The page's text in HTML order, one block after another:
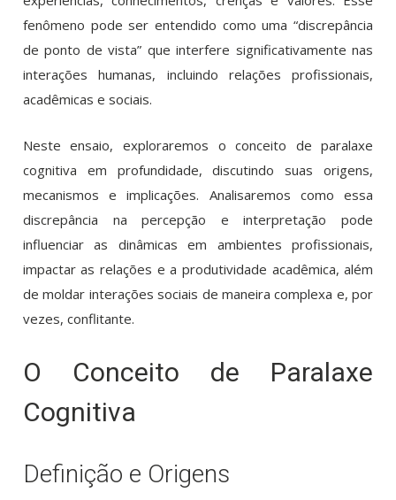
fenômeno pode ser entendido como uma “discrepância
de ponto de vista” que interfere significativamente nas
interações humanas, incluindo relações profissionais,
acadêmicas e sociais.
Neste ensaio, exploraremos o conceito de paralaxe
cognitiva em profundidade, discutindo suas origens,
mecanismos e implicações. Analisaremos como essa
discrepância na percepção e interpretação pode
influenciar as dinâmicas em ambientes profissionais,
impactar as relações e a produtividade acadêmica, além
de moldar interações sociais de maneira complexa e, por
vezes, conflitante.
O Conceito de Paralaxe
Cognitiva
Definição e Origens